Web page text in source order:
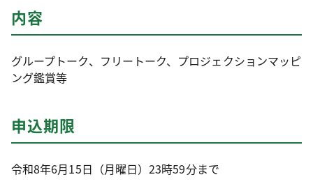
内容
グループトーク、フリートーク、プロジェクションマッピ
ング鑑賞等
申込期限
令和8年6月15日（月曜日）23時59分まで